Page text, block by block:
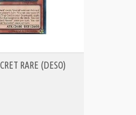
RARE (DESO)